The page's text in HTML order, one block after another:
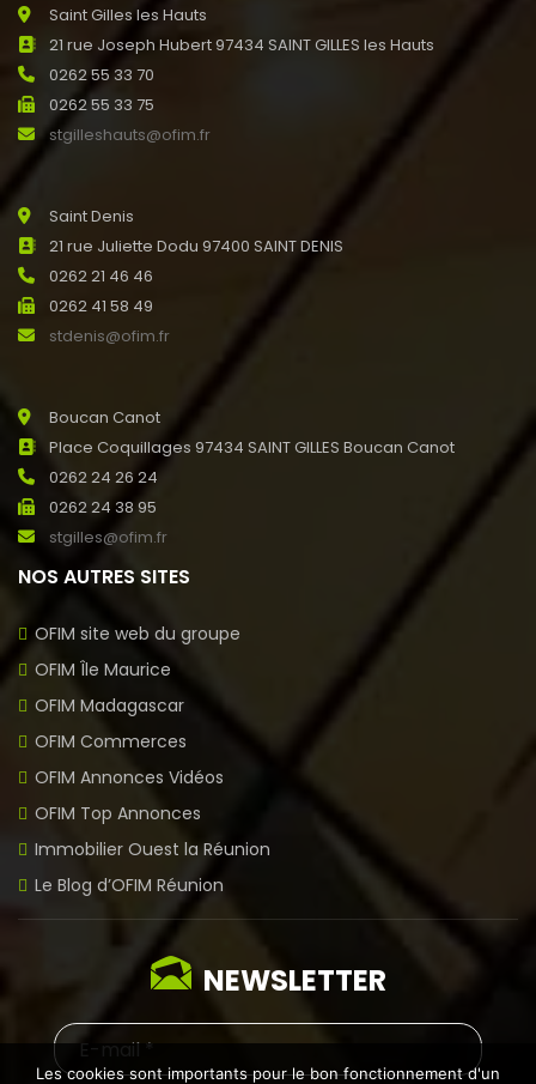
Saint Gilles les Hauts
21 rue Joseph Hubert 97434 SAINT GILLES les Hauts
0262 55 33 70
0262 55 33 75
stgilleshauts@ofim.fr
Saint Denis
21 rue Juliette Dodu 97400 SAINT DENIS
0262 21 46 46
0262 41 58 49
stdenis@ofim.fr
Boucan Canot
Place Coquillages 97434 SAINT GILLES Boucan Canot
0262 24 26 24
0262 24 38 95
stgilles@ofim.fr
NOS AUTRES SITES
OFIM site web du groupe
OFIM Île Maurice
OFIM Madagascar
OFIM Commerces
OFIM Annonces Vidéos
OFIM Top Annonces
Immobilier Ouest la Réunion
Le Blog d’OFIM Réunion
NEWSLETTER
Les cookies sont importants pour le bon fonctionnement d'un